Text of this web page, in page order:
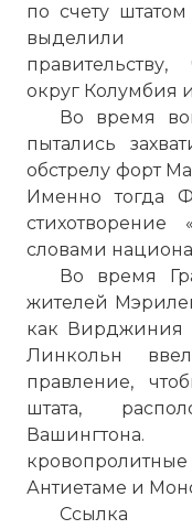
по счету
выделили
округ Колумбия
Во время
пытались
обстрелу форт
Именно тогда
стихотворение
словами
Во время
жителей
как Вирджиния
Линкольн
правление,
штата,
Антиетаме и